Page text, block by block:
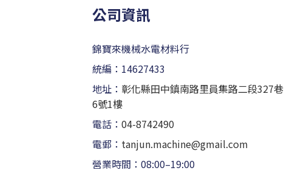
公司資訊
錦寶來機械水電材料行
統編：14627433
地址： 彰化縣田中鎮南路里員集路二段327巷
6號1樓
電話： 04-8742490
電郵： tanjun.machine@gmail.com
營業時間：08:00–19:00